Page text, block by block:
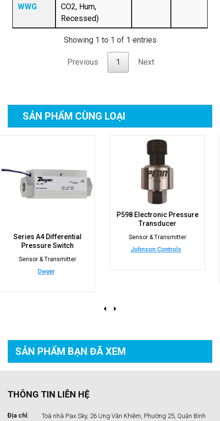
WWG
CO2, Hum,
Recessed)
Showing 1 to 1 of 1 entries
Previous 1 Next
SẢN PHẨM CÙNG LOẠI
Sensor & Transmitter
Johnson Controls
FS80-C Flow Switch
Sensor & Transmitter
SẢN PHẨM BẠN ĐÃ XEM
THÔNG TIN LIÊN HỆ
Địa chỉ: Toà nhà Pax Sky, 26 Ung Văn Khiêm, Phường 25, Quận Bình